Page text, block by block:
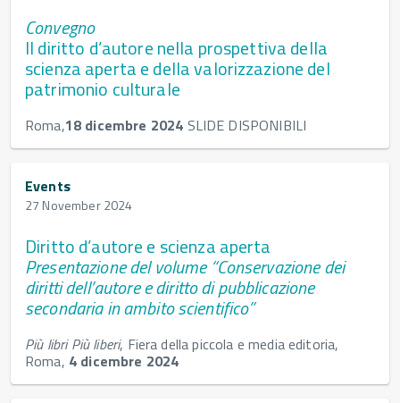
Convegno
Il diritto d’autore nella prospettiva della
scienza aperta e della valorizzazione del
patrimonio culturale
Roma,18 dicembre 2024 SLIDE DISPONIBILI
Events
27 November 2024
Diritto d’autore e scienza aperta
Presentazione del volume “Conservazione dei
diritti dell’autore e diritto di pubblicazione
secondaria in ambito scientifico”
Più libri Più liberi, Fiera della piccola e media editoria,
Roma, 4 dicembre 2024